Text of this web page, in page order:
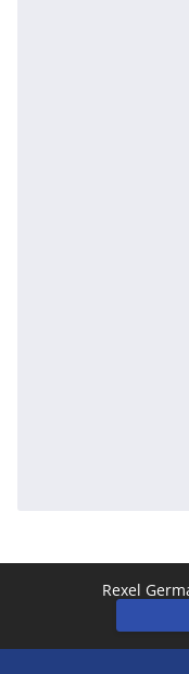
Rexel